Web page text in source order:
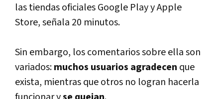
las tiendas oficiales Google Play y Apple
Store, señala 20 minutos.
Sin embargo, los comentarios sobre ella son
variados:muchos usuarios agradecen que
exista, mientras que otros no logran hacerla